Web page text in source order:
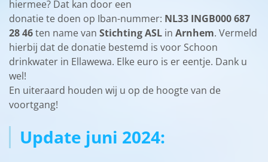
hiermee? Dat kan door een
donatie te doen op Iban-nummer: NL33 INGB000 687
28 46ten name van Stichting ASL in Arnhem. Vermeld
hierbij dat de donatie bestemd is voor Schoon
drinkwater in Ellawewa. Elke euro is er eentje. Dank u
wel!
En uiteraard houden wij u op de hoogte van de
voortgang!
Update juni 2024: